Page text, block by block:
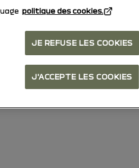
10/2025do danas
svetlaVodič u PDF
politique des cookies.
JE REFUSE LES COOKIES
J'ACCEPTE LES COOKIES